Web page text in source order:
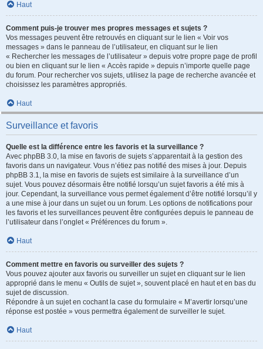
Haut
Comment puis-je trouver mes propres messages et sujets ?
Vos messages peuvent être retrouvés en cliquant sur le lien « Voir vos
messages » dans le panneau de l’utilisateur, en cliquant sur le lien
« Rechercher les messages de l’utilisateur » depuis votre propre page de profil
ou bien en cliquant sur le lien « Accès rapide » depuis n’importe quelle page
du forum. Pour rechercher vos sujets, utilisez la page de recherche avancée et
choisissez les paramètres appropriés.
Haut
Surveillance et favoris
Quelle est la différence entre les favoris et la surveillance ?
Avec phpBB 3.0, la mise en favoris de sujets s’apparentait à la gestion des
favoris dans un navigateur. Vous n’étiez pas notifié des mises à jour. Depuis
phpBB 3.1, la mise en favoris de sujets est similaire à la surveillance d’un
sujet. Vous pouvez désormais être notifié lorsqu’un sujet favoris a été mis à
jour. Cependant, la surveillance vous permet également d’être notifié lorsqu’il y
a une mise à jour dans un sujet ou un forum. Les options de notifications pour
les favoris et les surveillances peuvent être configurées depuis le panneau de
l’utilisateur dans l’onglet « Préférences du forum ».
Haut
Comment mettre en favoris ou surveiller des sujets ?
Vous pouvez ajouter aux favoris ou surveiller un sujet en cliquant sur le lien
approprié dans le menu « Outils de sujet », souvent placé en haut et en bas du
sujet de discussion.
Répondre à un sujet en cochant la case du formulaire « M’avertir lorsqu’une
réponse est postée » vous permettra également de surveiller le sujet.
Haut